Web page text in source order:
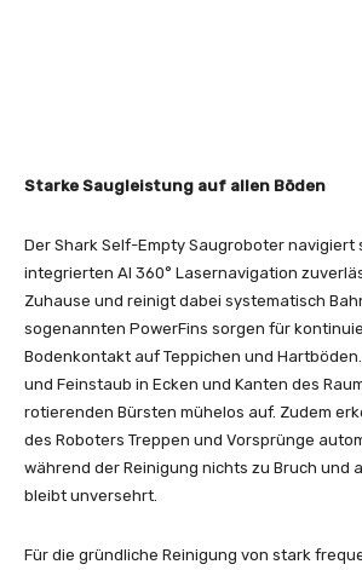
Starke Saugleistung auf allen Böden
Der Shark Self-Empty Saugroboter navigiert
integrierten AI 360° Lasernavigation
Zuhause und reinigt dabei systematisch
sogenannten PowerFins sorgen für
Bodenkontakt auf Teppichen und
und Feinstaub in Ecken und Kanten des
rotierenden Bürsten mühelos auf. Zudem
des Roboters Treppen und Vorsprünge
während der Reinigung nichts zu Bruch und
bleibt unversehrt.
Für die gründliche Reinigung von stark